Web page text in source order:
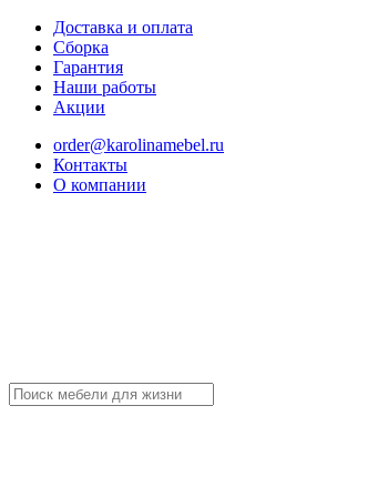
Доставка и оплата
Сборка
Гарантия
Наши работы
Акции
order@karolinamebel.ru
Контакты
О компании